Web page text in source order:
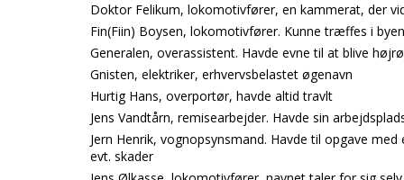
Doktor Felikum, lokomotivfører, en kammerat, der
Fin(Fiin) Boysen, lokomotivfører. Kunne træffes i
Generalen, overassistent. Havde evne til at blive
Gnisten, elektriker, erhvervsbelastet øgenavn
Hurtig Hans, overportør, havde altid travlt
Jens Vandtårn, remisearbejder. Havde sin
Jern Henrik, vognopsynsmand. Havde til opgave
evt. skader